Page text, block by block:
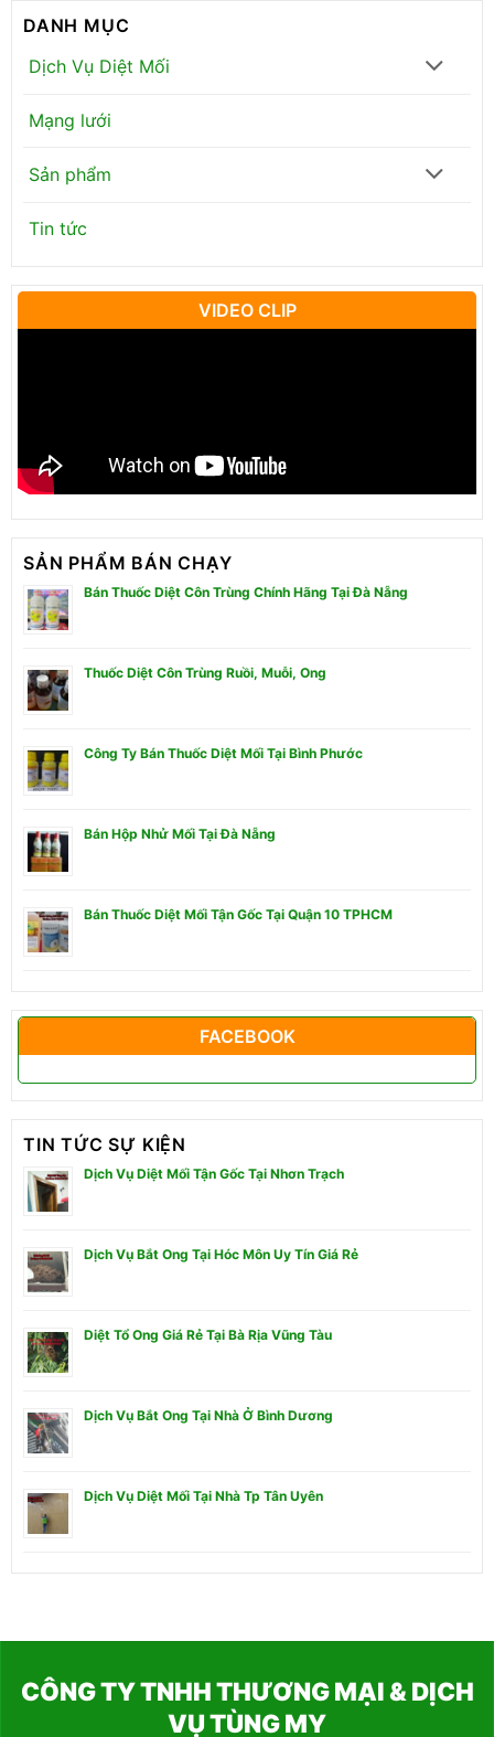
DANH MỤC
Dịch Vụ Diệt Mối
Mạng lưới
Sản phẩm
Tin tức
VIDEO CLIP
SẢN PHẨM BÁN CHẠY
Bán Thuốc Diệt Côn Trùng Chính Hãng Tại Đà Nẵng
Thuốc Diệt Côn Trùng Ruồi, Muỗi, Ong
Công Ty Bán Thuốc Diệt Mối Tại Bình Phước
Bán Hộp Nhử Mối Tại Đà Nẵng
Bán Thuốc Diệt Mối Tận Gốc Tại Quận 10 TPHCM
FACEBOOK
TIN TỨC SỰ KIỆN
Dịch Vụ Diệt Mối Tận Gốc Tại Nhơn Trạch
Dịch Vụ Bắt Ong Tại Hóc Môn Uy Tín Giá Rẻ
Diệt Tổ Ong Giá Rẻ Tại Bà Rịa Vũng Tàu
Dịch Vụ Bắt Ong Tại Nhà Ở Bình Dương
Dịch Vụ Diệt Mối Tại Nhà Tp Tân Uyên
CÔNG TY TNHH THƯƠNG MẠI & DỊCH
VỤ TÙNG MY